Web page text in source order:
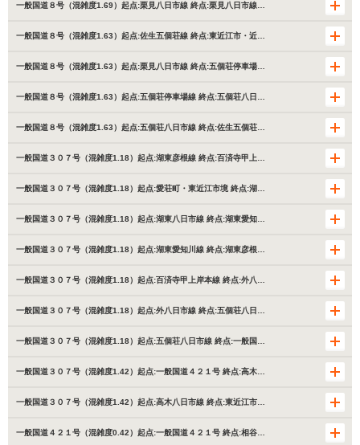
一般国道８号（混雑度1.69）起点:栗見八日市線 終点:栗見八日市線…
一般国道８号（混雑度1.63）起点:佐生五個荘線 終点:東近江市・近…
一般国道８号（混雑度1.63）起点:栗見八日市線 終点:五個荘停車場…
一般国道８号（混雑度1.63）起点:五個荘停車場線 終点:五個荘八日…
一般国道８号（混雑度1.63）起点:五個荘八日市線 終点:佐生五個荘…
一般国道３０７号（混雑度1.18）起点:湖東彦根線 終点:百済寺甲上…
一般国道３０７号（混雑度1.18）起点:愛荘町・東近江市境 終点:湖…
一般国道３０７号（混雑度1.18）起点:湖東八日市線 終点:湖東愛知…
一般国道３０７号（混雑度1.18）起点:湖東愛知川線 終点:湖東彦根…
一般国道３０７号（混雑度1.18）起点:百済寺甲上岸本線 終点:外八…
一般国道３０７号（混雑度1.18）起点:外八日市線 終点:五個荘八日…
一般国道３０７号（混雑度1.18）起点:五個荘八日市線 終点:一般国…
一般国道３０７号（混雑度1.42）起点:一般国道４２１号 終点:高木…
一般国道３０７号（混雑度1.42）起点:高木八日市線 終点:東近江市…
一般国道４２１号（混雑度0.42）起点:一般国道４２１号 終点:相谷…